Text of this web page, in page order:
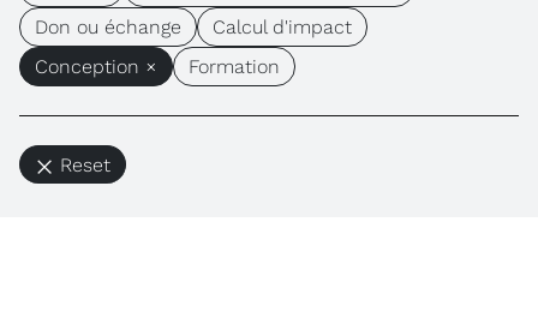
Don ou échange
Calcul d'impact
Conception ×
Formation
Reset